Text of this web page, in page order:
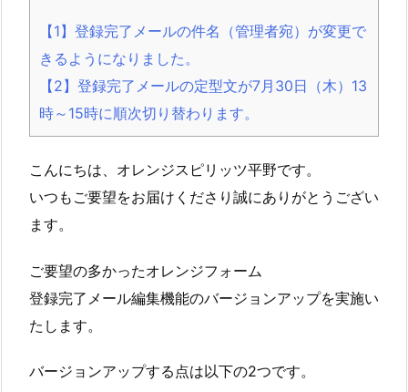
【1】登録完了メールの件名（管理者宛）が変更で
きるようになりました。
【2】登録完了メールの定型文が7月30日（木）13
時～15時に順次切り替わります。
こんにちは、オレンジスピリッツ平野です。
いつもご要望をお届けくださり誠にありがとうござい
ます。
ご要望の多かったオレンジフォーム
登録完了メール編集機能のバージョンアップを実施い
たします。
バージョンアップする点は以下の2つです。